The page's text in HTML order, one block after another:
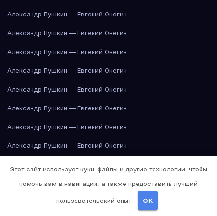
Александр Пушкин — Евгений Онегин
Александр Пушкин — Евгений Онегин
Александр Пушкин — Евгений Онегин
Александр Пушкин — Евгений Онегин
Александр Пушкин — Евгений Онегин
Александр Пушкин — Евгений Онегин
Александр Пушкин — Евгений Онегин
Александр Пушкин — Евгений Онегин
Александр Пушкин — Евгений Онегин
Александр Пушкин — Евгений Онегин
Этот сайт использует куки-файлы и другие технологии, чтобы
помочь вам в навигации, а также предоставить лучший
пользовательский опыт. OK